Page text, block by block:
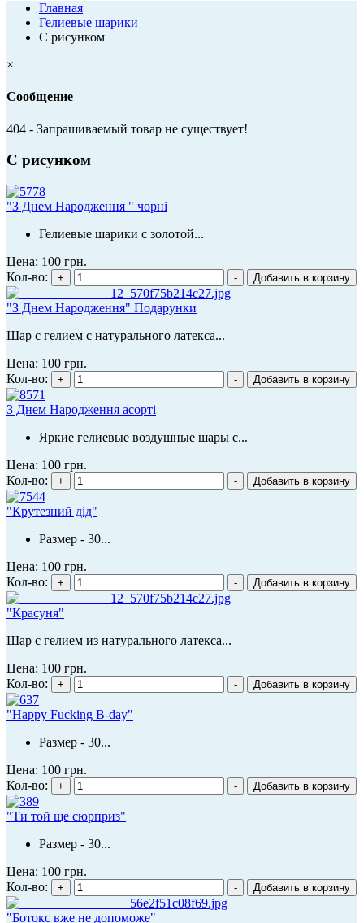
Главная
Гелиевые шарики
С рисунком
×
Сообщение
404 - Запрашиваемый товар не существует!
С рисунком
"З Днем Народження " чорні
Гелиевые шарики с золотой...
Цена: 100 грн.
Кол-во:
"З Днем Народження" Подарунки
Шар с гелием с натурального латекса...
Цена: 100 грн.
Кол-во:
З Днем Народження асорті
Яркие гелиевые воздушные шары с...
Цена: 100 грн.
Кол-во:
"Крутезний дід"
Размер - 30...
Цена: 100 грн.
Кол-во:
"Красуня"
Шар с гелием из натурального латекса...
Цена: 100 грн.
Кол-во:
"Happy Fucking B-day"
Размер - 30...
Цена: 100 грн.
Кол-во:
"Ти той ще сюрприз"
Размер - 30...
Цена: 100 грн.
Кол-во:
"Ботокс вже не допоможе"